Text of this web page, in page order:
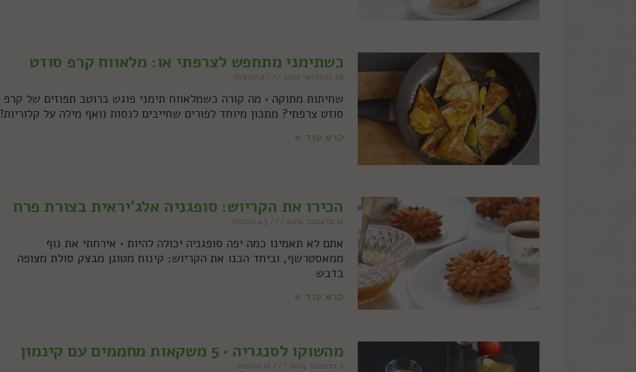
כשתימני מתחפש לצרפתי או: מלאווח קרפ סוזט
26 בפברואר 2015
שחיתות מתוקה • מה קורה כשמלאווח תימני פוגש ברוטב תפוזים של קרפ
סוזט צרפתי? מתכון מיוחד לפורים שחייבים לנסות (ואף מילה על
קרא עוד »
הכירו את הקריוש: סופגניה אלג'יראית בצורת פרח
12 בדצמבר 2014
אתם לא תאמינו כמה יפה סופגניה יכולה להיות • אירחתי את נוף
ממאסטרשף, וביחד הכנו את הקריוש: קינוח מטוגן מבצק סולת מצופה
בדבש
קרא עוד »
מהשוקו לסנגריה • 5 משקאות מחממים עם קינמון
7 בדצמבר 2014